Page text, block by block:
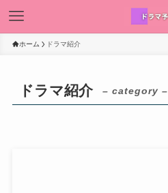
ホーム ドラマ紹介
ドラマ紹介 – category –